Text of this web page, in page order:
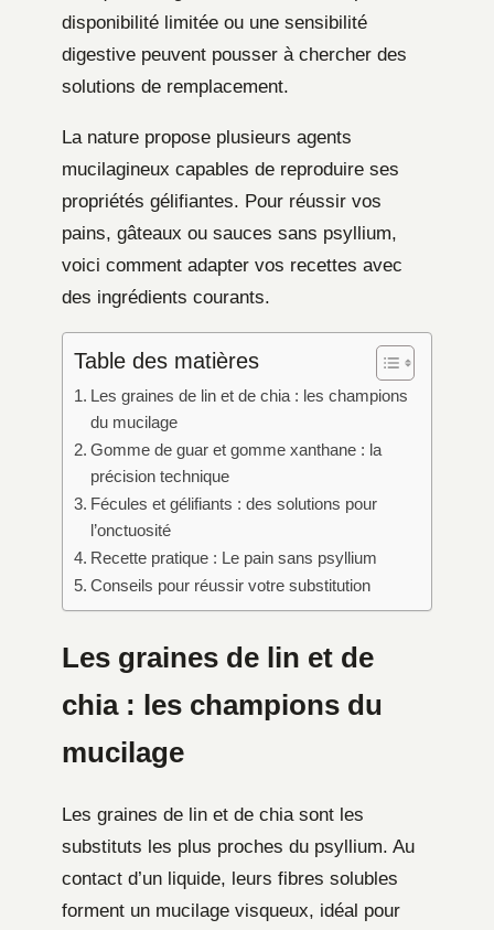
disponibilité limitée ou une sensibilité
digestive peuvent pousser à chercher des
solutions de remplacement.
La nature propose plusieurs agents
mucilagineux capables de reproduire ses
propriétés gélifiantes. Pour réussir vos
pains, gâteaux ou sauces sans psyllium,
voici comment adapter vos recettes avec
des ingrédients courants.
Table des matières
Les graines de lin et de chia : les champions
du mucilage
Gomme de guar et gomme xanthane : la
précision technique
Fécules et gélifiants : des solutions pour
l’onctuosité
Recette pratique : Le pain sans psyllium
Conseils pour réussir votre substitution
Les graines de lin et de
chia : les champions du
mucilage
Les graines de lin et de chia sont les
substituts les plus proches du psyllium. Au
contact d’un liquide, leurs fibres solubles
forment un mucilage visqueux, idéal pour